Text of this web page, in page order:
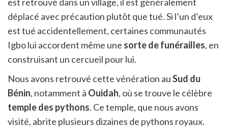
déplacé avec précaution plutôt que tué. Si l’un d’eux
est tué accidentellement, certaines communautés
Igbo lui accordent même une sorte de funérailles, en
construisant un cercueil pour lui.
Nous avons retrouvé cette vénération auSud du
Bénin, notamment à Ouidah, où se trouve le célèbre
temple des pythons. Ce temple, que nous avons
visité, abrite plusieurs dizaines de pythons royaux.